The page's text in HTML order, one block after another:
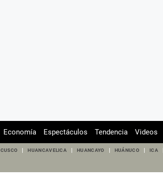
Economía Espectáculos Tendencia Videos
CUSCO HUANCAVELICA HUANCAYO HUÁNUCO ICA